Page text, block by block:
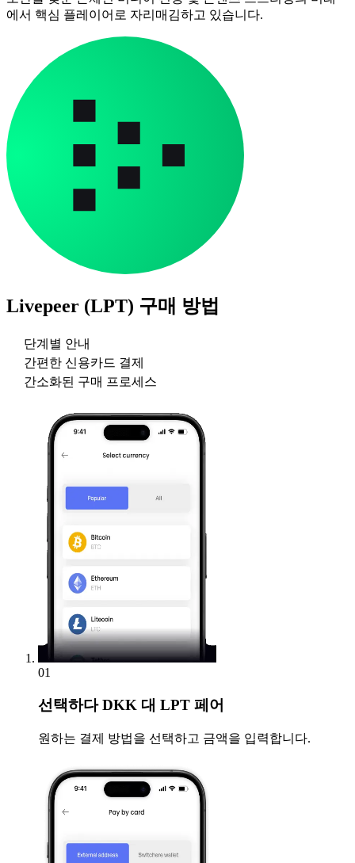
에서 핵심 플레이어로 자리매김하고 있습니다.
Livepeer (LPT) 구매 방법
단계별 안내
간편한 신용카드 결제
간소화된 구매 프로세스
01
선택하다DKK 대 LPT 페어
원하는 결제 방법을 선택하고 금액을 입력합니다.